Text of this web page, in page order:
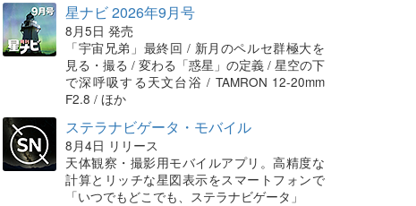
星ナビ 2026年9月号
8月5日 発売
「宇宙兄弟」最終回 / 新月のペルセ群極大を
見る・撮る / 変わる「惑星」の定義 / 星空の下
で深呼吸する天文台浴 / TAMRON 12-20mm
F2.8 / ほか
ステラナビゲータ・モバイル
8月4日 リリース
天体観察・撮影用モバイルアプリ。高精度な
計算とリッチな星図表示をスマートフォンで
「いつでもどこでも、ステラナビゲータ」